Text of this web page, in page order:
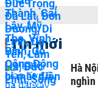
Tin mới
Hà
nghìn